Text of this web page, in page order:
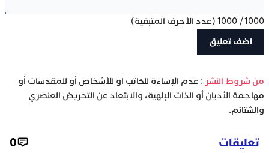
1000
/
1000 (عدد الأحرف المتبقية)
‫من شروط النشر : عدم الإساءة للكاتب أو للأشخاص أو للمقدسات أو
مهاجمة الأديان أو الذات الإلهية، والابتعاد عن التحريض العنصري
والشتائم.
تعليقات 0